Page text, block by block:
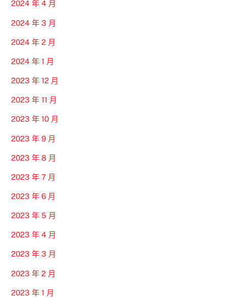
2024 年 4 月
2024 年 3 月
2024 年 2 月
2024 年 1 月
2023 年 12 月
2023 年 11 月
2023 年 10 月
2023 年 9 月
2023 年 8 月
2023 年 7 月
2023 年 6 月
2023 年 5 月
2023 年 4 月
2023 年 3 月
2023 年 2 月
2023 年 1 月